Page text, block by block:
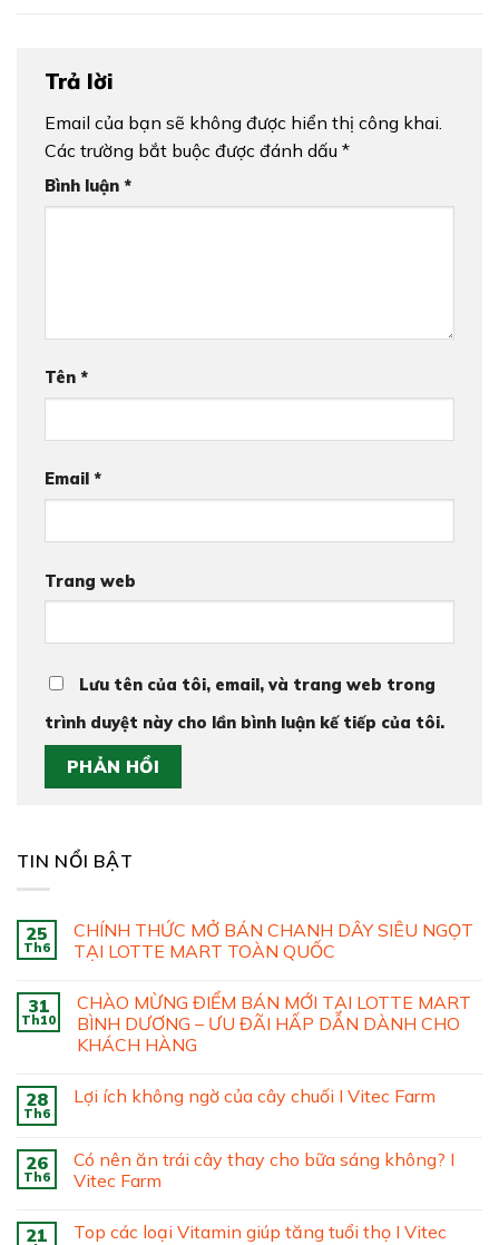
Trả lời
Email của bạn sẽ không được hiển thị công khai.
Các trường bắt buộc được đánh dấu *
Bình luận *
Tên *
Email *
Trang web
Lưu tên của tôi, email, và trang web trong
trình duyệt này cho lần bình luận kế tiếp của tôi.
TIN NỔI BẬT
25
Th6
CHÍNH THỨC MỞ BÁN CHANH DÂY SIÊU NGỌT
TẠI LOTTE MART TOÀN QUỐC
31
Th10
CHÀO MỪNG ĐIỂM BÁN MỚI TẠI LOTTE MART
BÌNH DƯƠNG – ƯU ĐÃI HẤP DẪN DÀNH CHO
KHÁCH HÀNG
28
Th6
Lợi ích không ngờ của cây chuối I Vitec Farm
26
Th6
Có nên ăn trái cây thay cho bữa sáng không? I
Vitec Farm
21
Top các loại Vitamin giúp tăng tuổi thọ I Vitec